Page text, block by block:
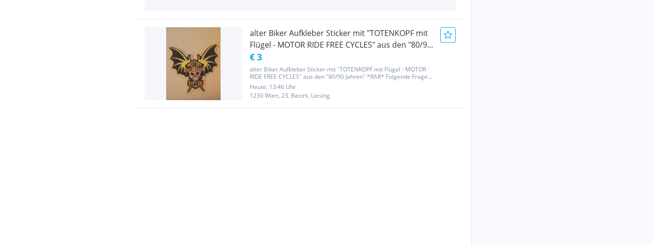
alter Biker Aufkleber Sticker mit "TOTENKOPF mit
Flügel - MOTOR RIDE FREE CYCLES" aus den "80/90
Jahren" *RAR*
€ 3
alter Biker Aufkleber Sticker mit "TOTENKOPF mit Flügel - MOTOR
RIDE FREE CYCLES" aus den "80/90 Jahren" *RAR* Folgende Fragen
werden nicht beantwortet: Noch da? Kann mit den Preis was
machen? Versand dabei? Diese Fragen werden ignoriert und
gelöscht!!!...
Heute, 13:46 Uhr
1230 Wien, 23. Bezirk, Liesing